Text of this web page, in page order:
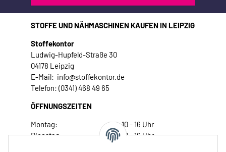
STOFFE UND NÄHMASCHINEN KAUFEN IN LEIPZIG
Stoffekontor
Ludwig-Hupfeld-Straße 30
04178 Leipzig
E-Mail: info@stoffekontor.de
Telefon: (0341) 468 49 65
ÖFFNUNGSZEITEN
Montag:
10 - 16 Uhr
Dienstag:
10 - 16 Uhr